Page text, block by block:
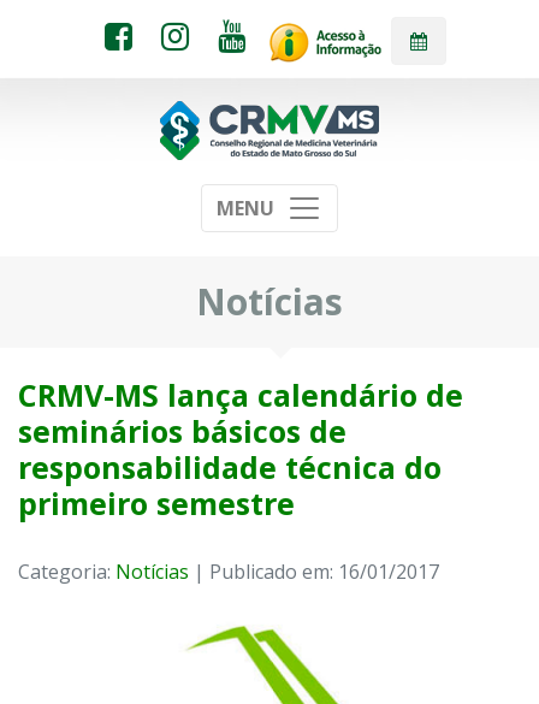
MENU
Notícias
CRMV-MS lança calendário de
seminários básicos de
responsabilidade técnica do
primeiro semestre
Categoria: Notícias | Publicado em: 16/01/2017